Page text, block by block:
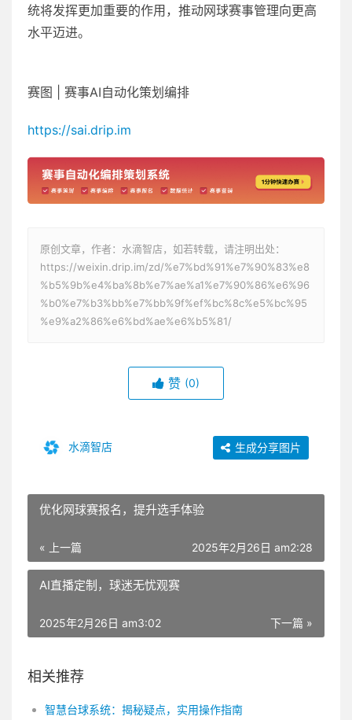
统将发挥更加重要的作用，推动网球赛事管理向更高
水平迈进。
赛图 | 赛事AI自动化策划编排
https://sai.drip.im
原创文章，作者：水滴智店，如若转载，请注明出处：
https://weixin.drip.im/zd/%e7%bd%91%e7%90%83%e8
%b5%9b%e4%ba%8b%e7%ae%a1%e7%90%86%e6%96
%b0%e7%b3%bb%e7%bb%9f%ef%bc%8c%e5%bc%95
%e9%a2%86%e6%bd%ae%e6%b5%81/
赞 (0)
水滴智店 生成分享图片
优化网球赛报名，提升选手体验
« 上一篇 2025年2月26日 am2:28
AI直播定制，球迷无忧观赛
下一篇 »
2025年2月26日 am3:02
相关推荐
智慧台球系统：揭秘疑点，实用操作指南